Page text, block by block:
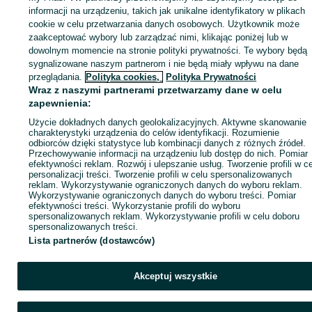
Zaloguj się / Załóż konto
Wyślij wiadomość Kup
informacji na urządzeniu, takich jak unikalne identyfikatory w plikach
cookie w celu przetwarzania danych osobowych. Użytkownik może
zaakceptować wybory lub zarządzać nimi, klikając poniżej lub w
dowolnym momencie na stronie polityki prywatności. Te wybory będą
sygnalizowane naszym partnerom i nie będą miały wpływu na dane
przeglądania. Polityka cookies, Polityka Prywatności
Wraz z naszymi partnerami przetwarzamy dane w celu
zapewnienia:
Użycie dokładnych danych geolokalizacyjnych. Aktywne skanowanie
charakterystyki urządzenia do celów identyfikacji. Rozumienie
odbiorców dzięki statystyce lub kombinacji danych z różnych źródeł.
Przechowywanie informacji na urządzeniu lub dostęp do nich. Pomiar
efektywności reklam. Rozwój i ulepszanie usług. Tworzenie profili w
personalizacji treści. Tworzenie profili w celu spersonalizowanych
reklam. Wykorzystywanie ograniczonych danych do wyboru reklam.
Wykorzystywanie ograniczonych danych do wyboru treści. Pomiar
efektywności treści. Wykorzystanie profili do wyboru
spersonalizowanych reklam. Wykorzystywanie profili w celu doboru
spersonalizowanych treści.
Lista partnerów (dostawców)
Akceptuj wszystkie